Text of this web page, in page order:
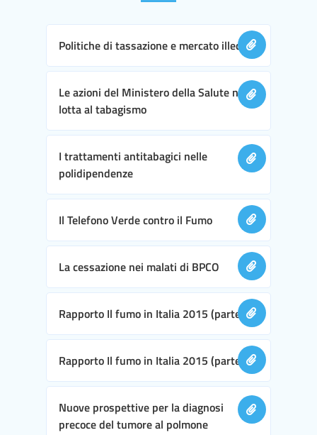
Politiche di tassazione e mercato illecito
Le azioni del Ministero della Salute nella
lotta al tabagismo
I trattamenti antitabagici nelle
polidipendenze
Il Telefono Verde contro il Fumo
La cessazione nei malati di BPCO
Rapporto Il fumo in Italia 2015 (parte I)
Rapporto Il fumo in Italia 2015 (parte II)
Nuove prospettive per la diagnosi
precoce del tumore al polmone